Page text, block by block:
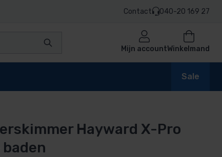
Contact 040-20 169 27
Mijn accountWinkelmand
Sale
Hayward X-Pro